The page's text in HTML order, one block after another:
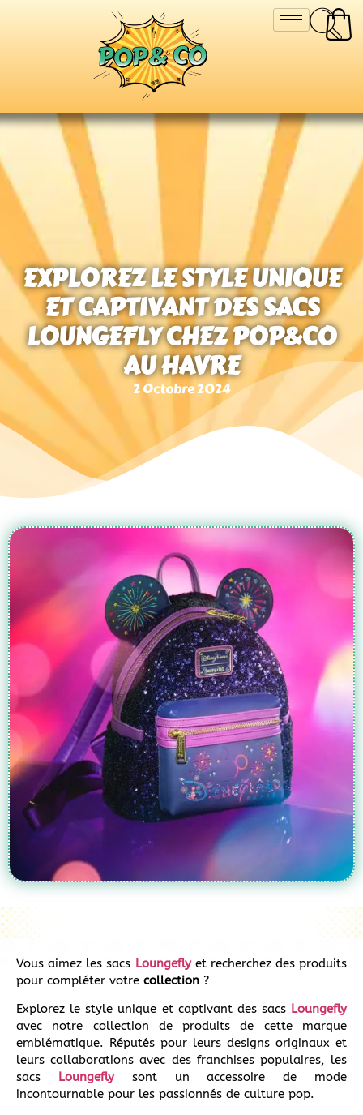
EXPLOREZ LE STYLE UNIQUE
ET CAPTIVANT DES SACS
LOUNGEFLY CHEZ POP&CO
AU HAVRE
2 Octobre 2024
Vous aimez les sacs Loungeflyet recherchez des produits
pour compléter votre collection ?
Explorez le style unique et captivant des sacs Loungefly
avec notre collection de produits de cette marque
emblématique. Réputés pour leurs designs originaux et
leurs collaborations avec des franchises populaires, les
sacs Loungeflysont un accessoire de mode
incontournable pour les passionnés de culture pop.